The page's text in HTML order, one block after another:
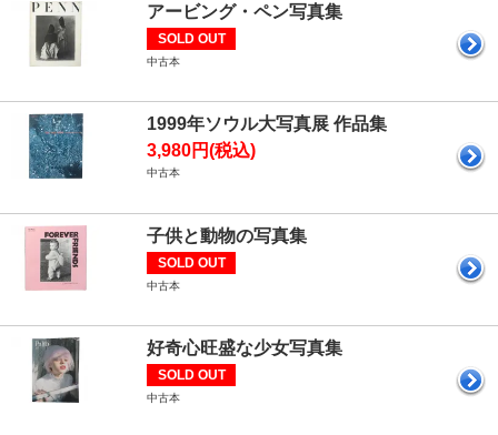
アービング・ペン写真集
SOLD OUT
中古本
1999年ソウル大写真展 作品集
3,980円(税込)
中古本
子供と動物の写真集
SOLD OUT
中古本
好奇心旺盛な少女写真集
SOLD OUT
中古本